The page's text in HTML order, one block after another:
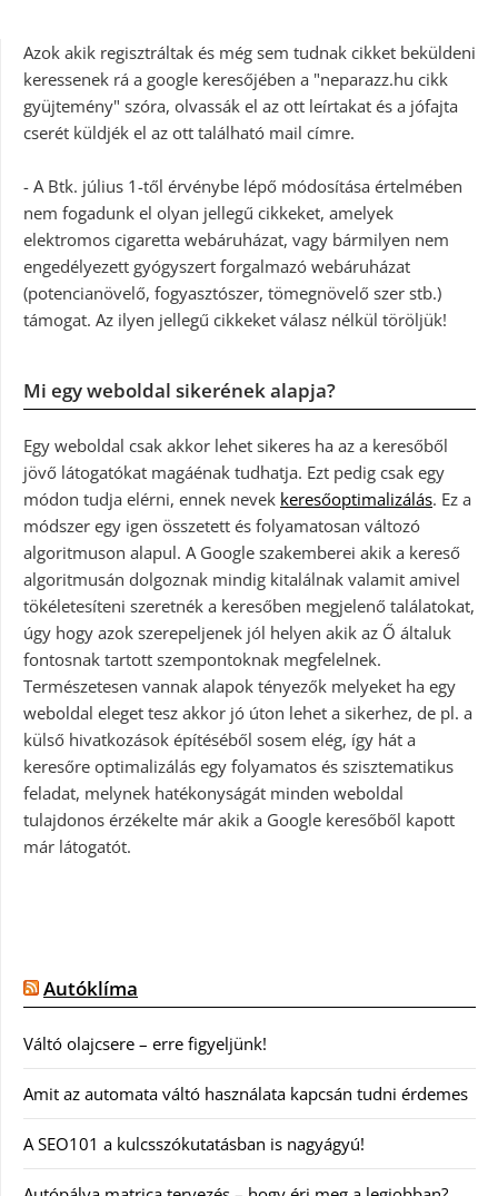
Azok akik regisztráltak és még sem tudnak cikket beküldeni
keressenek rá a google keresőjében a "neparazz.hu cikk
gyüjtemény" szóra, olvassák el az ott leírtakat és a jófajta
cserét küldjék el az ott található mail címre.
- A Btk. július 1-től érvénybe lépő módosítása értelmében
nem fogadunk el olyan jellegű cikkeket, amelyek
elektromos cigaretta webáruházat, vagy bármilyen nem
engedélyezett gyógyszert forgalmazó webáruházat
(potencianövelő, fogyasztószer, tömegnövelő szer stb.)
támogat. Az ilyen jellegű cikkeket válasz nélkül töröljük!
Mi egy weboldal sikerének alapja?
Egy weboldal csak akkor lehet sikeres ha az a keresőből
jövő látogatókat magáénak tudhatja. Ezt pedig csak egy
módon tudja elérni, ennek nevek keresőoptimalizálás. Ez a
módszer egy igen összetett és folyamatosan változó
algoritmuson alapul. A Google szakemberei akik a kereső
algoritmusán dolgoznak mindig kitalálnak valamit amivel
tökéletesíteni szeretnék a keresőben megjelenő találatokat,
úgy hogy azok szerepeljenek jól helyen akik az Ő általuk
fontosnak tartott szempontoknak megfelelnek.
Természetesen vannak alapok tényezők melyeket ha egy
weboldal eleget tesz akkor jó úton lehet a sikerhez, de pl. a
külső hivatkozások építéséből sosem elég, így hát a
keresőre optimalizálás egy folyamatos és szisztematikus
feladat, melynek hatékonyságát minden weboldal
tulajdonos érzékelte már akik a Google keresőből kapott
már látogatót.
Autóklíma
Váltó olajcsere – erre figyeljünk!
Amit az automata váltó használata kapcsán tudni érdemes
A SEO101 a kulcsszókutatásban is nagyágyú!